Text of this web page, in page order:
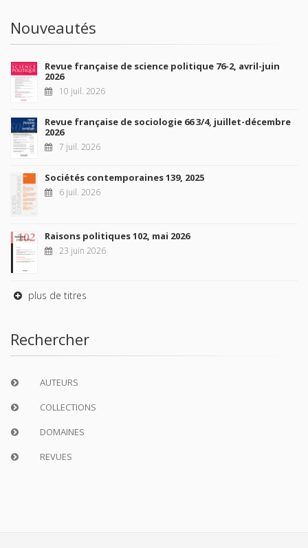
Nouveautés
Revue française de science politique 76-2, avril-juin
2026
10 juil. 2026
Revue française de sociologie 66 3/4, juillet-décembre
2026
7 juil. 2026
Sociétés contemporaines 139, 2025
6 juil. 2026
Raisons politiques 102, mai 2026
23 juin 2026
plus de titres
Rechercher
AUTEURS
COLLECTIONS
DOMAINES
REVUES